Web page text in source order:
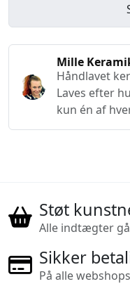
Mille
Håndlavet
Laves efter
kun én af
Støt
Alle indtægter
Sikker
På alle